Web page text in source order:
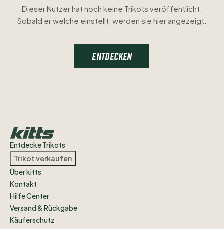
Dieser Nutzer hat noch keine Trikots veröffentlicht.
Sobald er welche einstellt, werden sie hier angezeigt.
ENTDECKEN
Entdecke Trikots
Trikot verkaufen
Über kitts
Kontakt
Hilfe Center
Versand & Rückgabe
Käuferschutz